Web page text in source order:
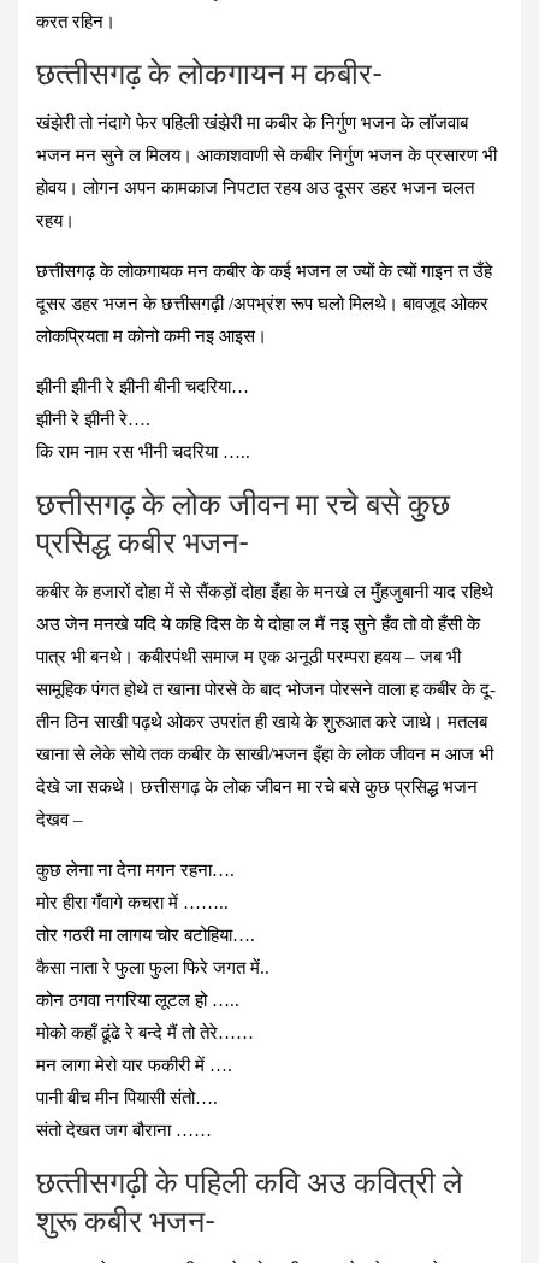
करत रहिन।
छत्‍तीसगढ़ के लोकगायन म कबीर-
खंझेरी तो नंदागे फेर पहिली खंझेरी मा कबीर के निर्गुण भजन के लॉजवाब
भजन मन सुने ल मिलय। आकाशवाणी से कबीर निर्गुण भजन के प्रसारण भी
होवय। लोगन अपन कामकाज निपटात रहय अउ दूसर डहर भजन चलत
रहय।
छत्तीसगढ़ के लोकगायक मन कबीर के कई भजन ल ज्यों के त्यों गाइन त उँहे
दूसर डहर भजन के छत्तीसगढ़ी /अपभ्रंश रूप घलो मिलथे। बावजूद ओकर
लोकप्रियता म कोनो कमी नइ आइस।
झीनी झीनी रे झीनी बीनी चदरिया…
झीनी रे झीनी रे….
कि राम नाम रस भीनी चदरिया …..
छत्तीसगढ़ के लोक जीवन मा रचे बसे कुछ
प्रसिद्ध कबीर भजन-
कबीर के हजारों दोहा में से सैंकड़ों दोहा इँहा के मनखे ल मुँहजुबानी याद रहिथे
अउ जेन मनखे यदि ये कहि दिस के ये दोहा ल मैं नइ सुने हँव तो वो हँसी के
पात्र भी बनथे। कबीरपंथी समाज म एक अनूठी परम्परा हवय – जब भी
सामूहिक पंगत होथे त खाना पोरसे के बाद भोजन पोरसने वाला ह कबीर के दू-
तीन ठिन साखी पढ़थे ओकर उपरांत ही खाये के शुरुआत करे जाथे। मतलब
खाना से लेके सोये तक कबीर के साखी/भजन इँहा के लोक जीवन म आज भी
देखे जा सकथे। छत्तीसगढ़ के लोक जीवन मा रचे बसे कुछ प्रसिद्ध भजन
देखव –
कुछ लेना ना देना मगन रहना….
मोर हीरा गँवागे कचरा में ……..
तोर गठरी मा लागय चोर बटोहिया….
कैसा नाता रे फुला फुला फिरे जगत में..
कोन ठगवा नगरिया लूटल हो …..
मोको कहाँ ढूंढे रे बन्दे मैं तो तेरे……
मन लागा मेरो यार फकीरी में ….
पानी बीच मीन पियासी संतो….
संतो देखत जग बौराना ……
छत्‍तीसगढ़ी के पहिली कवि अउ कवित्री ले
शुरू कबीर भजन-